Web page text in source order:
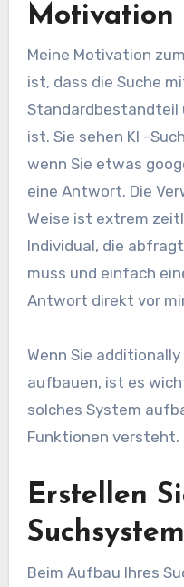
Motivation
Meine Motivation
ist, dass die Suche
Standardbestandteil
ist. Sie sehen KI -
wenn Sie etwas
eine Antwort. Die
Weise ist extrem
Individual, die
muss und einfach
Antwort direkt vor
Wenn Sie
aufbauen, ist es
solches System
Funktionen versteht.
Erstellen
Suchsystem
Beim Aufbau Ihres